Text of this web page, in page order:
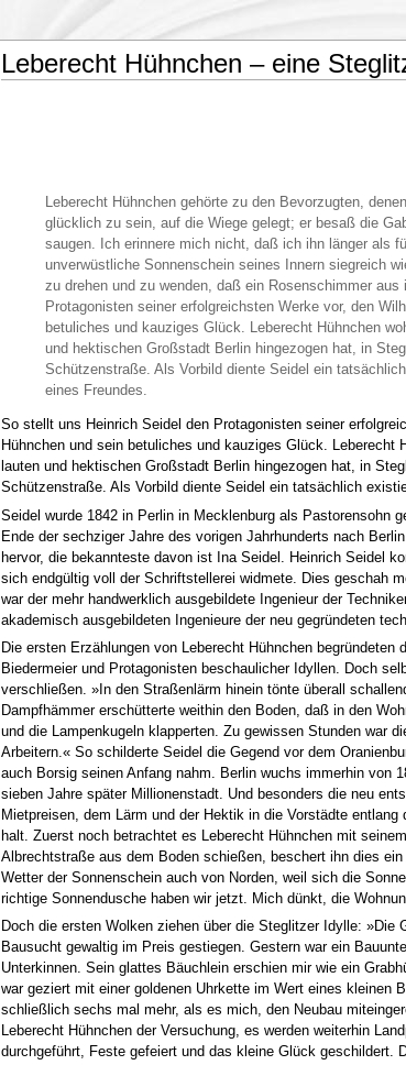
Leberecht Hühnchen – eine
Leberecht Hühnchen gehörte zu den Bevorzugten,
glücklich zu sein, auf die Wiege gelegt; er besaß die
saugen. Ich erinnere mich nicht, daß ich ihn länger als
unverwüstliche Sonnenschein seines Innern siegreich
zu drehen und zu wenden, daß ein Rosenschimmer
Protagonisten seiner erfolgreichsten Werke vor, den
betuliches und kauziges Glück. Leberecht Hühnchen
und hektischen Großstadt Berlin hingezogen hat, in
Schützenstraße. Als Vorbild diente Seidel ein
eines Freundes.
So stellt uns Heinrich Seidel den Protagonisten seiner
Hühnchen und sein betuliches und kauziges Glück.
lauten und hektischen Großstadt Berlin hingezogen hat, in
Schützenstraße. Als Vorbild diente Seidel ein tatsächlich
Seidel wurde 1842 in Perlin in Mecklenburg als Pastorensohn
Ende der sechziger Jahre des vorigen Jahrhunderts nach
hervor, die bekannteste davon ist Ina Seidel. Heinrich Seidel
sich endgültig voll der Schriftstellerei widmete. Dies geschah
war der mehr handwerklich ausgebildete Ingenieur der
akademisch ausgebildeten Ingenieure der neu gegründeten
Die ersten Erzählungen von Leberecht Hühnchen
Biedermeier und Protagonisten beschaulicher Idyllen. Doch
verschließen. »In den Straßenlärm hinein tönte überall
Dampfhämmer erschütterte weithin den Boden, daß in den
und die Lampenkugeln klapperten. Zu gewissen Stunden war
Arbeitern.« So schilderte Seidel die Gegend vor dem
auch Borsig seinen Anfang nahm. Berlin wuchs immerhin von
sieben Jahre später Millionenstadt. Und besonders die neu
Mietpreisen, dem Lärm und der Hektik in die Vorstädte
halt. Zuerst noch betrachtet es Leberecht Hühnchen mit
Albrechtstraße aus dem Boden schießen, beschert ihn dies
Wetter der Sonnenschein auch von Norden, weil sich die
richtige Sonnendusche haben wir jetzt. Mich dünkt, die
Doch die ersten Wolken ziehen über die Steglitzer Idylle: »Die
Bausucht gewaltig im Preis gestiegen. Gestern war ein
Unterkinnen. Sein glattes Bäuchlein erschien mir wie ein
war geziert mit einer goldenen Uhrkette im Wert eines kleinen
schließlich sechs mal mehr, als es mich, den Neubau
Leberecht Hühnchen der Versuchung, es werden weiterhin
durchgeführt, Feste gefeiert und das kleine Glück geschildert.